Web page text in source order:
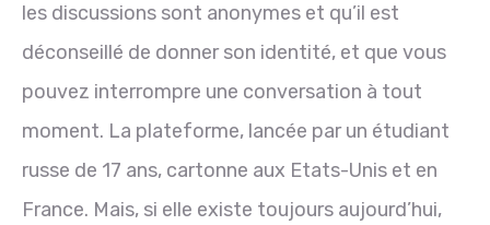
les discussions sont anonymes et qu’il est
déconseillé de donner son identité, et que vous
pouvez interrompre une conversation à tout
moment. La plateforme, lancée par un étudiant
russe de 17 ans, cartonne aux Etats-Unis et en
France. Mais, si elle existe toujours aujourd’hui,